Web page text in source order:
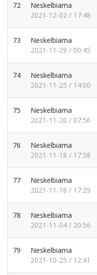
72
Neskelbiama
2021-12-02 / 17:48
73
Neskelbiama
2021-11-29 / 00:45
74
Neskelbiama
2021-11-25 / 14:00
75
Neskelbiama
2021-11-20 / 07:56
76
Neskelbiama
2021-11-18 / 17:58
77
Neskelbiama
2021-11-18 / 17:29
78
Neskelbiama
2021-11-04 / 20:56
79
Neskelbiama
2021-10-25 / 12:41